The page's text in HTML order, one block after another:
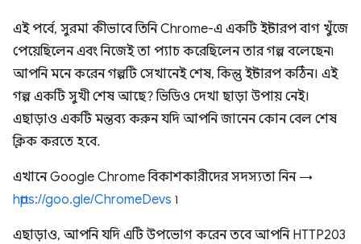
এই পর্বে, সুরমা কীভাবে তিনি Chrome-এ একটি ইন্টারপ বাগ খুঁজে
পেয়েছিলেন এবং নিজেই তা প্যাচ করেছিলেন তার গল্প বলেছেন৷
আপনি মনে করেন গল্পটি সেখানেই শেষ, কিন্তু ইন্টারপ কঠিন। এই
গল্প একটি সুখী শেষ আছে? ভিডিও দেখা ছাড়া উপায় নেই।
এছাড়াও একটি মন্তব্য করুন যদি আপনি জানেন কোন বেল শেষ
ক্লিক করতে হবে.
এখানে Google Chrome বিকাশকারীদের সদস্যতা নিন →
https://goo.gle/ChromeDevs ৷
এছাড়াও, আপনি যদি এটি উপভোগ করেন তবে আপনি HTTP203